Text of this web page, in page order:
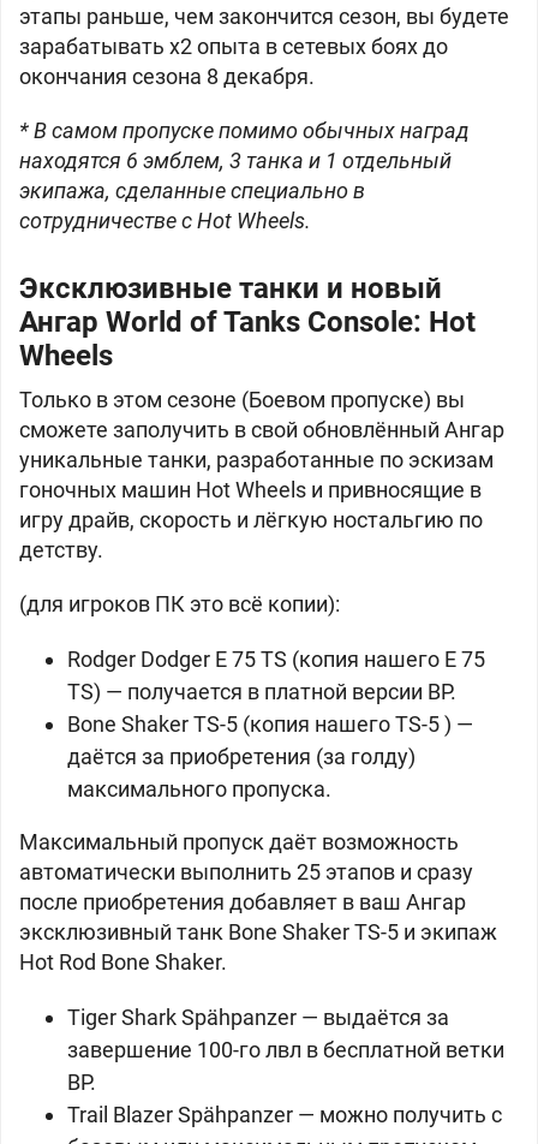
этапы раньше, чем закончится сезон, вы будете
зарабатывать х2 опыта в сетевых боях до
окончания сезона 8 декабря.
* В самом пропуске помимо обычных наград
находятся 6 эмблем, 3 танка и 1 отдельный
экипажа, сделанные специально в
сотрудничестве с Hot Wheels.
Эксклюзивные танки и новый
Ангар World of Tanks Console: Hot
Wheels
Только в этом сезоне (Боевом пропуске) вы
сможете заполучить в свой обновлённый Ангар
уникальные танки, разработанные по эскизам
гоночных машин Hot Wheels и привносящие в
игру драйв, скорость и лёгкую ностальгию по
детству.
(для игроков ПК это всё копии):
Rodger Dodger E 75 TS (копия нашего E 75
TS) — получается в платной версии BP.
Bone Shaker TS-5 (копия нашегоTS-5 ) —
даётся за приобретения (за голду)
максимального пропуска.
Максимальный пропуск даёт возможность
автоматически выполнить 25 этапов и сразу
после приобретения добавляет в ваш Ангар
эксклюзивный танк Bone Shaker TS-5 и экипаж
Hot Rod Bone Shaker.
Tiger Shark Spähpanzer — выдаётся за
завершение 100-го лвл в бесплатной ветки
BP.
Trail Blazer Spähpanzer — можно получить с